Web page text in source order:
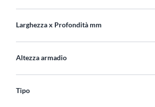
Larghezza x Profondità mm
Altezza armadio
Tipo